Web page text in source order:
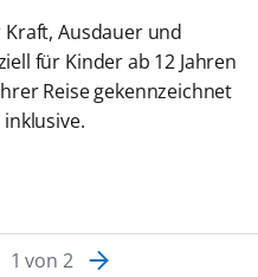
Ausdauer und
für Kinder ab 12 Jahren
Reise gekennzeichnet
1 von 2